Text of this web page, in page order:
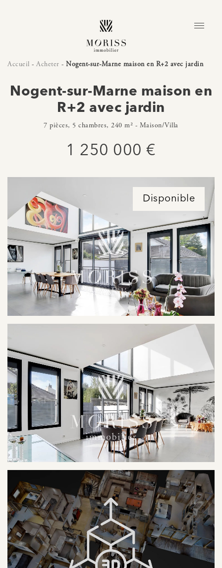
Accueil - Acheter - Nogent-sur-Marne maison en R+2 avec jardin
Nogent-sur-Marne maison en
R+2 avec jardin
7 pièces, 5 chambres, 240 m² - Maison/Villa
1 250 000 €
Disponible